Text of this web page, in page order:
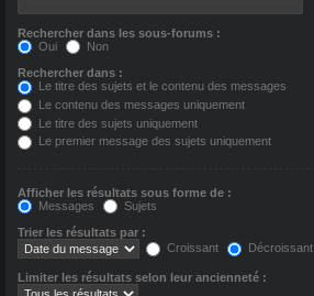
Rechercher dans les sous-forums :
Oui
Non
Rechercher dans :
Le titre des sujets et le contenu des messages
Le contenu des messages uniquement
Le titre des sujets uniquement
Le premier message des sujets uniquement
Afficher les résultats sous forme de :
Messages
Sujets
Trier les résultats par :
Croissant
Décroissant
Limiter les résultats selon leur ancienneté :